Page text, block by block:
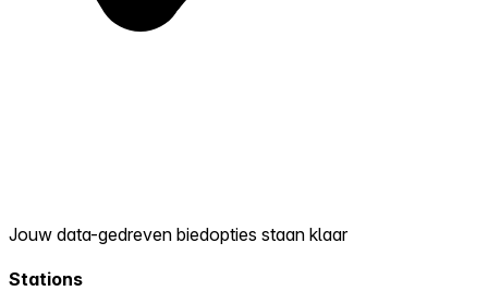
Jouw data-gedreven biedopties staan klaar
Stations